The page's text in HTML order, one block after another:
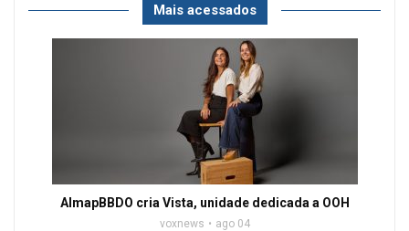
Mais acessados
AlmapBBDO cria Vista, unidade dedicada a OOH
voxnews ago 04